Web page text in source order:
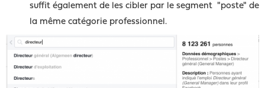
suffit également de les cibler par le segment "poste" de
la même catégorie professionnel.